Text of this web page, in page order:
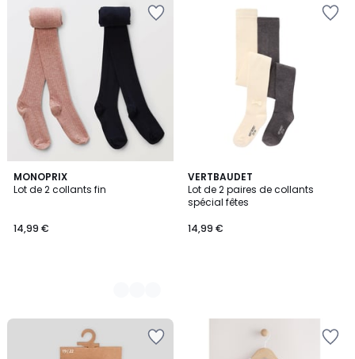
MONOPRIX
Lot de 2 collants fin
14,99 €
2
Couleurs
VERTBAUDET
Lot de 2 paires de collants
spécial fêtes
14,99 €